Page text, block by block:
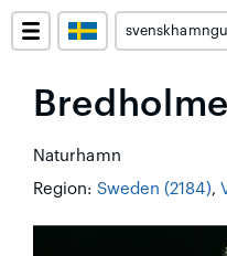
Naturhamn
Region: Sweden (2184),